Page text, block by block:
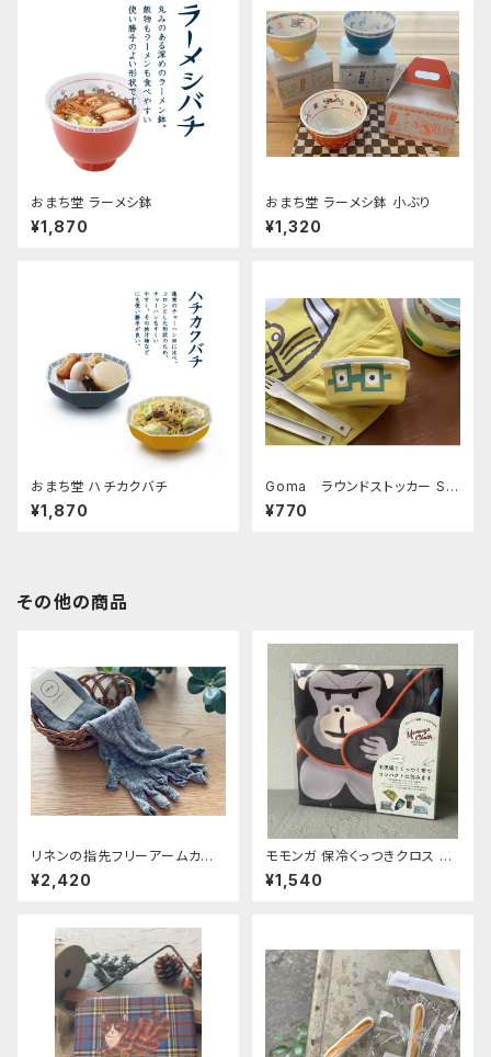
おまち堂 ラーメシ鉢
¥1,870
おまち堂 ラーメシ鉢 小ぶり
¥1,320
おまち堂 ハチカクバチ
¥1,870
Goma ラウンドストッカー S
(Glasses)
¥770
その他の商品
リネンの指先フリーアームカバ
ー 【memeri】チャコール 約55
㎝
¥2,420
モモンガ 保冷くっつきクロス ゴ
リ
¥1,540